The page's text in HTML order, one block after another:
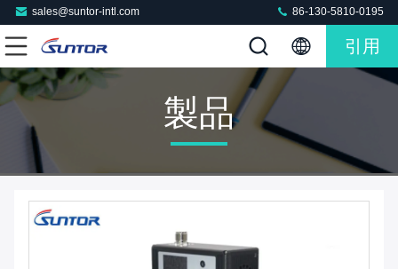
sales@suntor-intl.com 86-130-5810-0195
引用
製品